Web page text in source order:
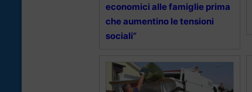
economici alle famiglie prima
che aumentino le tensioni
sociali”